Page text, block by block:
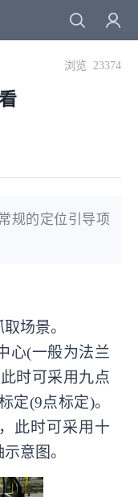
浏览 23374
规的定位引导项
场景。
心(一般为法兰
时可采用九点
定(9点标定)。
此时可采用十
意图。